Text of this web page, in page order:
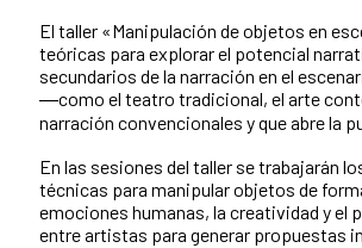
El taller «Manipulación de objetos en
teóricas para explorar el potencial
secundarios de la narración en el
―como el teatro tradicional, el arte
narración convencionales y que abre la
En las sesiones del taller se trabajarán
técnicas para manipular objetos de
emociones humanas, la creatividad y el
entre artistas para generar propuestas